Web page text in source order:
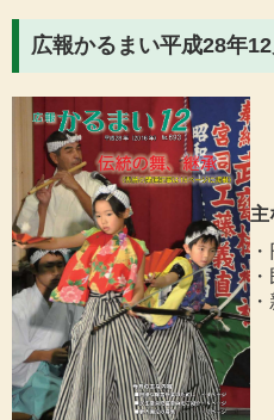
広報かるまい平成28年12
主